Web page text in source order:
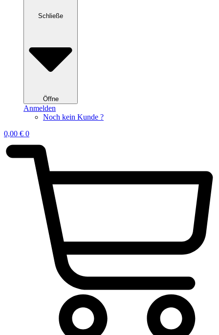
Schließe
Öffne
Anmelden
Noch kein Kunde ?
0,00 € 0